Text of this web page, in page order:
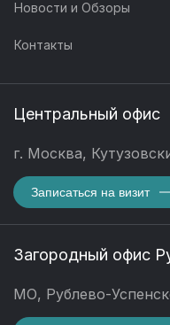
Новости и Обзоры
Контакты
Центральный офис
г. Москва,
Записаться на визит
Загородный офис
МО, Рублево-